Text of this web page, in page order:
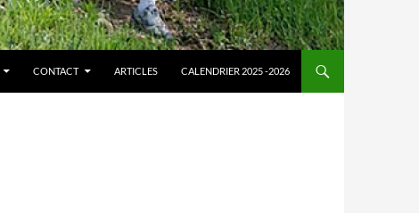
CONTACT ARTICLES CALENDRIER 2025 -2026